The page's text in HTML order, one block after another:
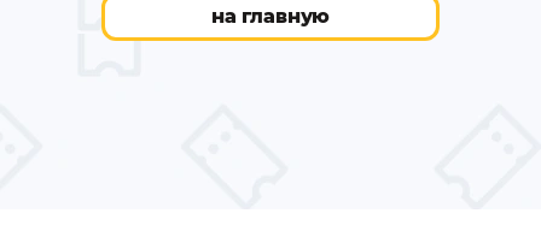
на главную